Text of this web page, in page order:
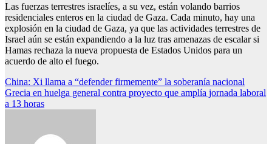
Las fuerzas terrestres israelíes, a su vez, están volando barrios
residenciales enteros en la ciudad de Gaza. Cada minuto, hay una
explosión en la ciudad de Gaza, ya que las actividades terrestres de
Israel aún se están expandiendo a la luz tras amenazas de escalar si
Hamas rechaza la nueva propuesta de Estados Unidos para un
acuerdo de alto el fuego.
Navegación
de
China: Xi llama a “defender firmemente” la soberanía nacional
Grecia en huelga general contra proyecto que amplía jornada laboral
a 13 horas